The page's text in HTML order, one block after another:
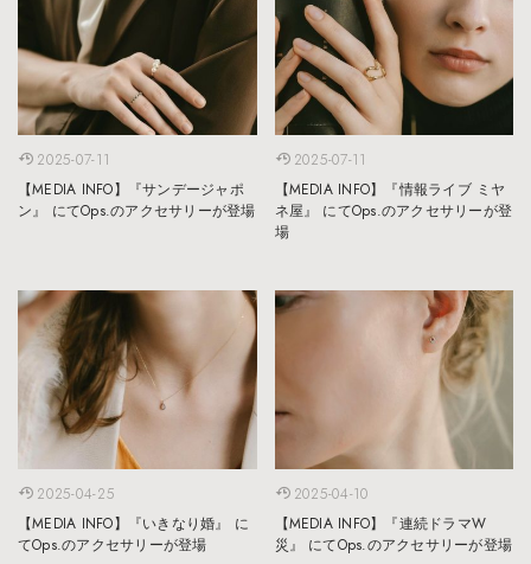
2025-07-11
【MEDIA INFO】『サンデージャポ
ン』 にてOps.のアクセサリーが登場
2025-07-11
【MEDIA INFO】『情報ライブ ミヤ
ネ屋』 にてOps.のアクセサリーが登
場
2025-04-25
【MEDIA INFO】『いきなり婚』 に
てOps.のアクセサリーが登場
2025-04-10
【MEDIA INFO】『連続ドラマW
災』 にてOps.のアクセサリーが登場